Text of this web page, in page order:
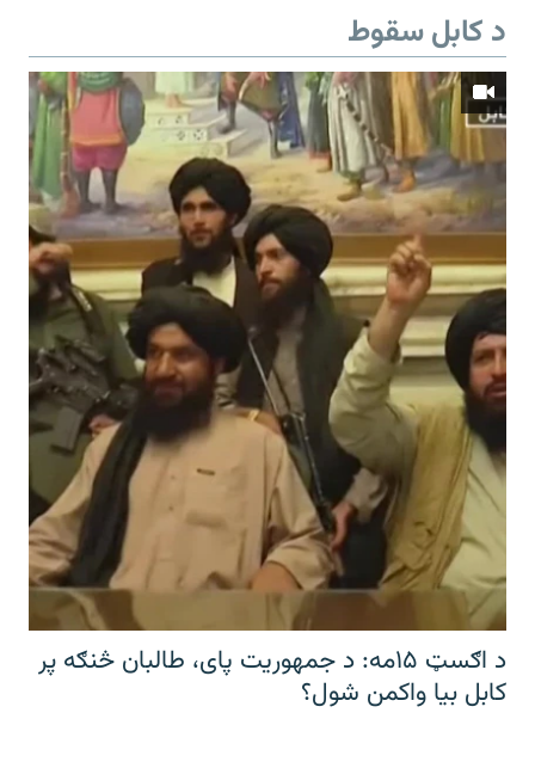
د کابل سقوط
د اګسټ ۱۵مه: د جمهوریت پای، طالبان څنګه پر
کابل بیا واکمن شول؟